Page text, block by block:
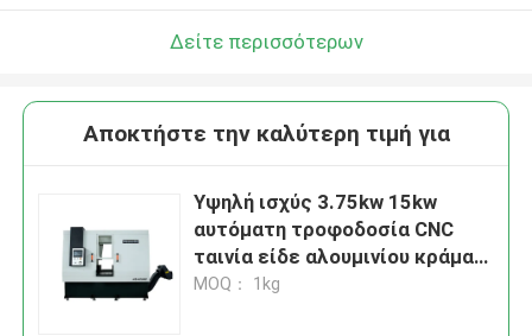
Δείτε περισσότερων
Αποκτήστε την καλύτερη τιμή για
Υψηλή ισχύς 3.75kw 15kw
αυτόματη τροφοδοσία CNC
ταινία είδε αλουμινίου κράμα
κοπής μηχανή
MOQ： 1kg